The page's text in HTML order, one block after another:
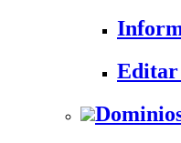
Editar